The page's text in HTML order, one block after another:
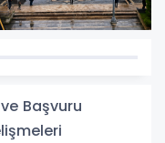
Başvuru